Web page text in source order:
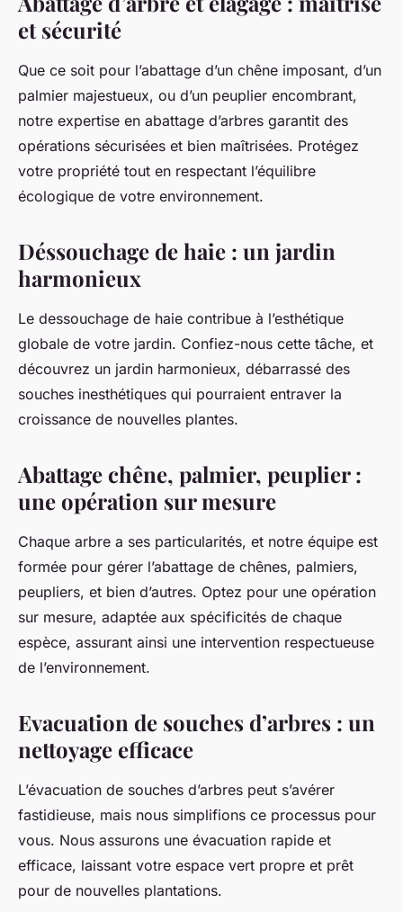
et sécurité
Que ce soit pour l’abattage d’un chêne imposant, d’un
palmier majestueux, ou d’un peuplier encombrant,
notre expertise en abattage d’arbres garantit des
opérations sécurisées et bien maîtrisées. Protégez
votre propriété tout en respectant l’équilibre
écologique de votre environnement.
Déssouchage de haie : un jardin
harmonieux
Le dessouchage de haie contribue à l’esthétique
globale de votre jardin. Confiez-nous cette tâche, et
découvrez un jardin harmonieux, débarrassé des
souches inesthétiques qui pourraient entraver la
croissance de nouvelles plantes.
Abattage chêne, palmier, peuplier :
une opération sur mesure
Chaque arbre a ses particularités, et notre équipe est
formée pour gérer l’abattage de chênes, palmiers,
peupliers, et bien d’autres. Optez pour une opération
sur mesure, adaptée aux spécificités de chaque
espèce, assurant ainsi une intervention respectueuse
de l’environnement.
Evacuation de souches d’arbres : un
nettoyage efficace
L’évacuation de souches d’arbres peut s’avérer
fastidieuse, mais nous simplifions ce processus pour
vous. Nous assurons une évacuation rapide et
efficace, laissant votre espace vert propre et prêt
pour de nouvelles plantations.